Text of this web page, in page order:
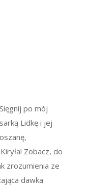
po mój
Lidkę i jej
Zobacz, do
zrozumienia ze
dawka